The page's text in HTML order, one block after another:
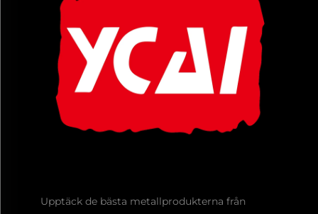
Upptäck de bästa metallprodukterna från